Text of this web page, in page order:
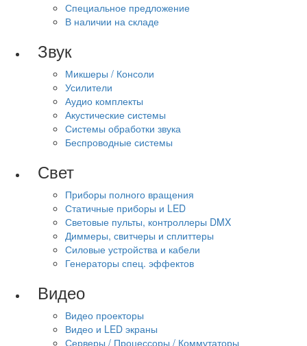
Специальное предложение
В наличии на складе
Звук
Микшеры / Консоли
Усилители
Аудио комплекты
Акустические системы
Системы обработки звука
Беспроводные системы
Свет
Приборы полного вращения
Статичные приборы и LED
Световые пульты, контроллеры DMX
Диммеры, свитчеры и сплиттеры
Силовые устройства и кабели
Генераторы спец. эффектов
Видео
Видео проекторы
Видео и LED экраны
Серверы / Процессоры / Коммутаторы